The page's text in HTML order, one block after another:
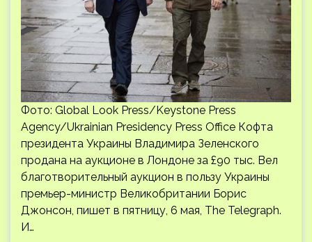
Фото: Global Look Press/Keystone Press
Agency/Ukrainian Presidency Press Office Кофта
президента Украины Владимира Зеленского
продана на аукционе в Лондоне за £90 тыс. Вел
благотворительный аукцион в пользу Украины
премьер-министр Великобритании Борис
Джонсон, пишет в пятницу, 6 мая, The Telegraph.
И…